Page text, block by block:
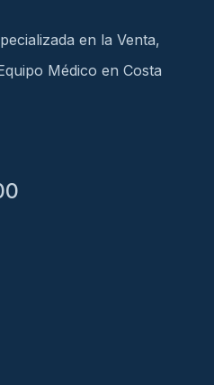
en la Venta,
Médico en Costa